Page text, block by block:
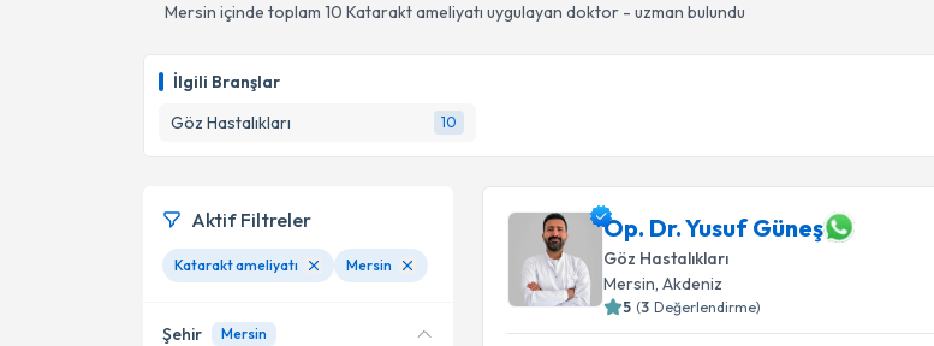
Mersin içinde toplam 10 Katarakt ameliyatı uygulayan doktor - uzman bulundu
İlgili Branşlar
Göz Hastalıkları
10
Op. Dr. Yusuf Güneş
Göz Hastalıkları
Mersin, Akdeniz
5 (3 Değerlendirme)
Aktif Filtreler
Katarakt ameliyatı Mersin
Şehir Mersin